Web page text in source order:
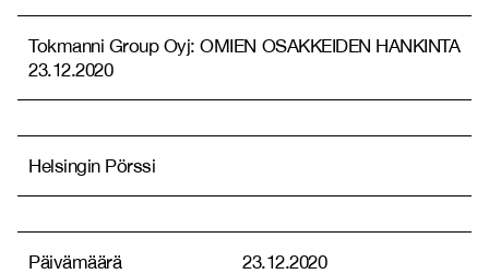
Tokmanni Group Oyj: OMIEN OSAKKEIDEN HANKINTA
23.12.2020
Helsingin Pörssi
Päivämäärä 23.12.2020